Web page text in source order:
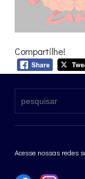
Compartilhe!
Acesse nossas redes